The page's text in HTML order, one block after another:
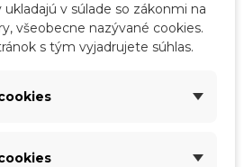
Na Opätku So Zlatou
Sponou Čierne Milira -
Čierna
v súlade so zákonmi na
všeobecne nazývané cookies.
s tým vyjadrujete súhlas.